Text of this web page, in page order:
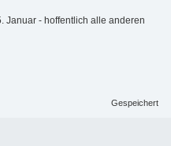
Januar - hoffentlich alle anderen
Gespeichert